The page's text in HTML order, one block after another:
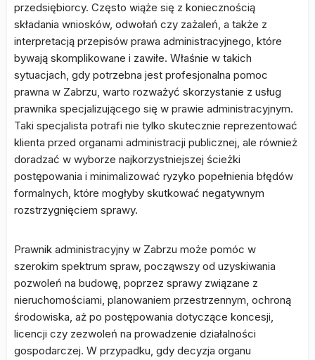
przedsiębiorcy. Często wiąże się z koniecznością
składania wniosków, odwołań czy zażaleń, a także z
interpretacją przepisów prawa administracyjnego, które
bywają skomplikowane i zawiłe. Właśnie w takich
sytuacjach, gdy potrzebna jest profesjonalna pomoc
prawna w Zabrzu, warto rozważyć skorzystanie z usług
prawnika specjalizującego się w prawie administracyjnym.
Taki specjalista potrafi nie tylko skutecznie reprezentować
klienta przed organami administracji publicznej, ale również
doradzać w wyborze najkorzystniejszej ścieżki
postępowania i minimalizować ryzyko popełnienia błędów
formalnych, które mogłyby skutkować negatywnym
rozstrzygnięciem sprawy.
Prawnik administracyjny w Zabrzu może pomóc w
szerokim spektrum spraw, począwszy od uzyskiwania
pozwoleń na budowę, poprzez sprawy związane z
nieruchomościami, planowaniem przestrzennym, ochroną
środowiska, aż po postępowania dotyczące koncesji,
licencji czy zezwoleń na prowadzenie działalności
gospodarczej. W przypadku, gdy decyzja organu